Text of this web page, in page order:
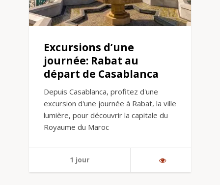
Excursions d’une
journée: Rabat au
départ de Casablanca
Depuis Casablanca, profitez d'une
excursion d'une journée à Rabat, la ville
lumière, pour découvrir la capitale du
Royaume du Maroc
1 jour